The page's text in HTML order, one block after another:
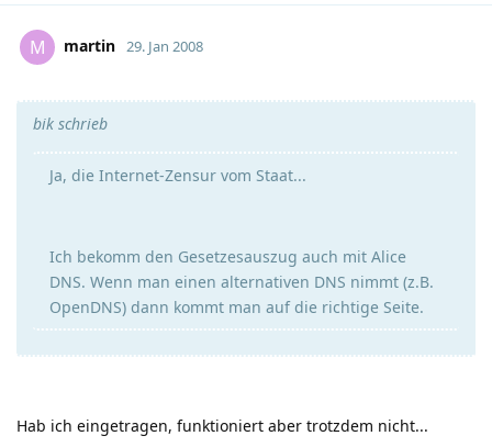
M martin 29. Jan 2008
bik schrieb
Ja, die Internet-Zensur vom Staat...
Ich bekomm den Gesetzesauszug auch mit Alice
DNS. Wenn man einen alternativen DNS nimmt (z.B.
OpenDNS) dann kommt man auf die richtige Seite.
Hab ich eingetragen, funktioniert aber trotzdem nicht...